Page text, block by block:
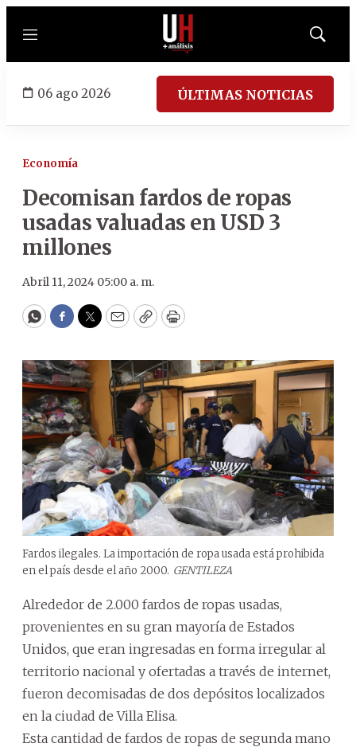
Menú
Mostrar
06 ago 2026 ÚLTIMAS NOTICIAS
Economía
Decomisan fardos de ropas
usadas valuadas en USD 3
millones
Abril 11, 2024 05:00 a. m.
WhatsApp
Facebook
Twitter
EmailCopyPrint
Fardos ilegales. La importación de ropa usada está prohibida
en el país desde el año 2000. GENTILEZA
Alrededor de 2.000 fardos de ropas usadas,
provenientes en su gran mayoría de Estados
Unidos, que eran ingresadas en forma irregular al
territorio nacional y ofertadas a través de internet,
fueron decomisadas de dos depósitos localizados
en la ciudad de Villa Elisa.
Esta cantidad de fardos de ropas de segunda mano